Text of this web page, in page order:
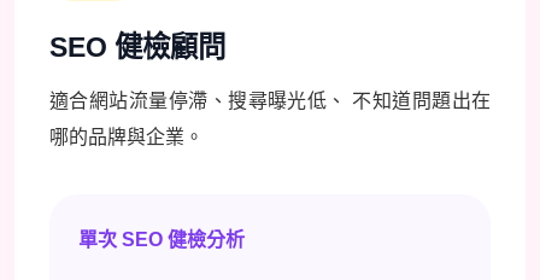
SEO 健檢顧問
適合網站流量停滯、搜尋曝光低、 不知道問題出在
哪的品牌與企業。
單次 SEO 健檢分析